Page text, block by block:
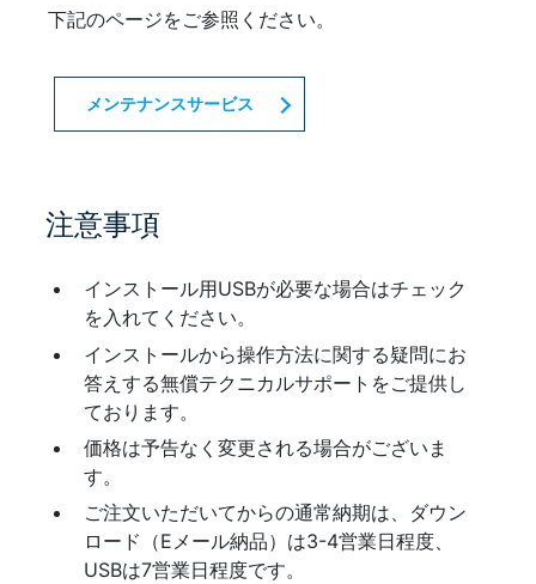
下記のページをご参照ください。
メンテナンスサービス
注意事項
インストール用USBが必要な場合はチェック
を入れてください。
インストールから操作方法に関する疑問にお
答えする無償テクニカルサポートをご提供し
ております。
価格は予告なく変更される場合がございま
す。
ご注文いただいてからの通常納期は、ダウン
ロード（Eメール納品）は3-4営業日程度、
USBは7営業日程度です。